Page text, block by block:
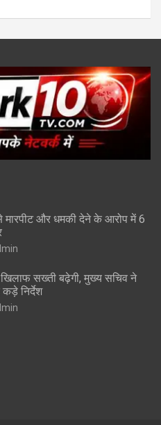
मारपीट और धमकी देने के आरोप में 6
सख्ती बढ़ेगी, मुख्य सचिव ने
निर्देश